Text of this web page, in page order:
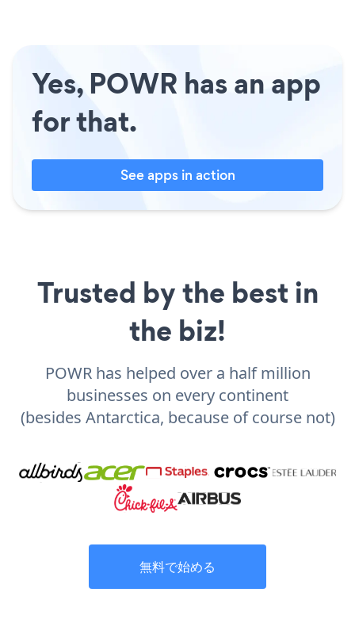
Yes, POWR has an app
for that.
See apps in action
Trusted by the best in
the biz!
POWR has helped over a half million
businesses on every continent
(besides Antarctica, because of course not)
無料で始める